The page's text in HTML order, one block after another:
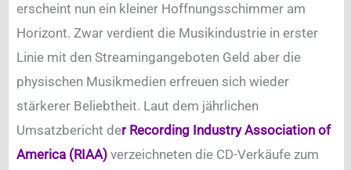
erscheint nun ein kleiner Hoffnungsschimmer am
Horizont. Zwar verdient die Musikindustrie in erster
Linie mit den Streamingangeboten Geld aber die
physischen Musikmedien erfreuen sich wieder
stärkerer Beliebtheit. Laut dem jährlichen
Umsatzbericht der Recording Industry Association of
America (RIAA) verzeichneten die CD-Verkäufe zum